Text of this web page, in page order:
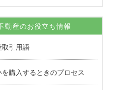
動産のお役立ち情報
引用語
購入するときのプロセス